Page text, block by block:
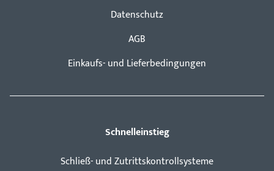
Datenschutz
AGB
Einkaufs- und Lieferbedingungen
Schnelleinstieg
Schließ- und Zutrittskontrollsysteme